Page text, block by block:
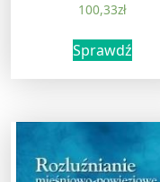
100,33zł
Sprawdź